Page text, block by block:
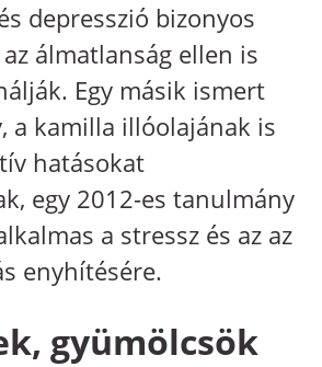
depresszió bizonyos
álmatlanság ellen is
Egy másik ismert
a kamilla illóolajának is
hatásokat
egy 2012-es tanulmány
a stressz és az az
enyhítésére.
gyümölcsök